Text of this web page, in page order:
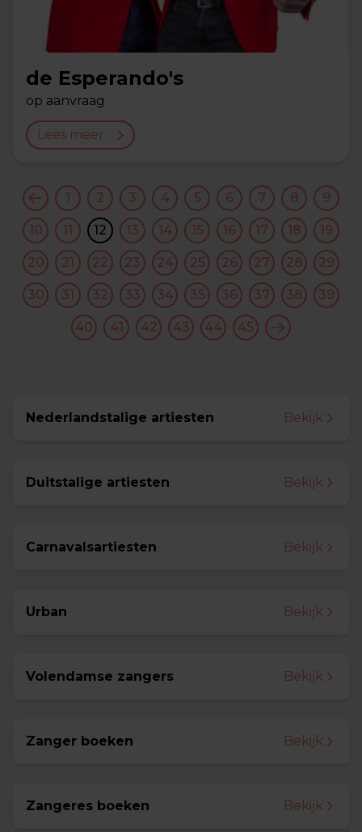
de Esperando's
op aanvraag
Lees meer
1 2 3 4 5 6 7 8 9
10 11 12 13 14 15 16 17 18 19
20 21 22 23 24 25 26 27 28 29
30 31 32 33 34 35 36 37 38 39
40 41 42 43 44 45
Nederlandstalige artiesten Bekijk
Duitstalige artiesten Bekijk
Carnavalsartiesten Bekijk
Urban Bekijk
Volendamse zangers Bekijk
Zanger boeken Bekijk
Zangeres boeken Bekijk